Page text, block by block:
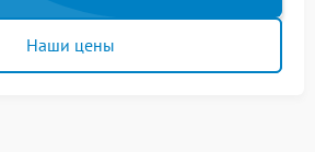
Наши цены